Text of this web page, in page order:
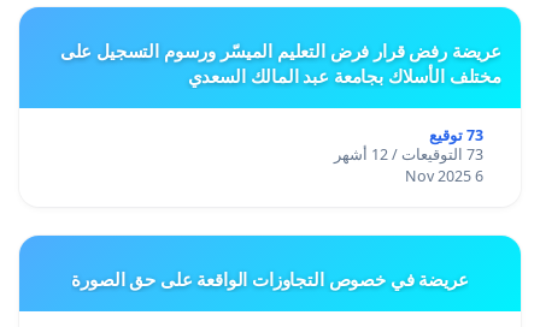
عريضة رفض قرار فرض التعليم الميسّر ورسوم التسجيل على
مختلف الأسلاك بجامعة عبد المالك السعدي
73 توقيع
73 التوقيعات / 12 أشهر
6 Nov 2025
عريضة في خصوص التجاوزات الواقعة على حق الصورة